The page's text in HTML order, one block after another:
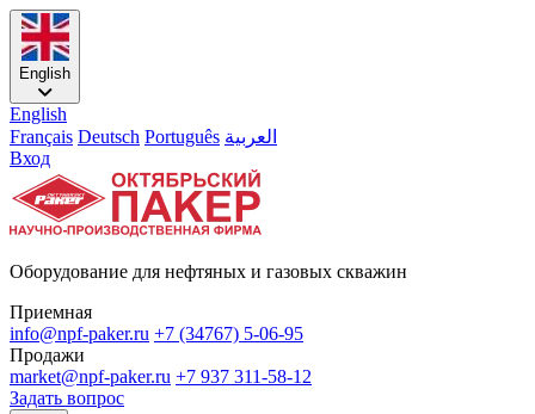
English
English
Français Deutsch Português العربية
Вход
Оборудование для нефтяных и газовых скважин
Приемная
info@npf-paker.ru +7 (34767) 5-06-95
Продажи
market@npf-paker.ru +7 937 311-58-12
Задать вопрос